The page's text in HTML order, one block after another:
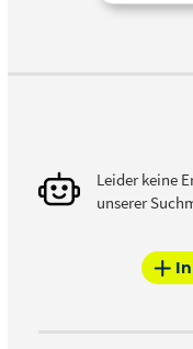
Leider keine
unserer